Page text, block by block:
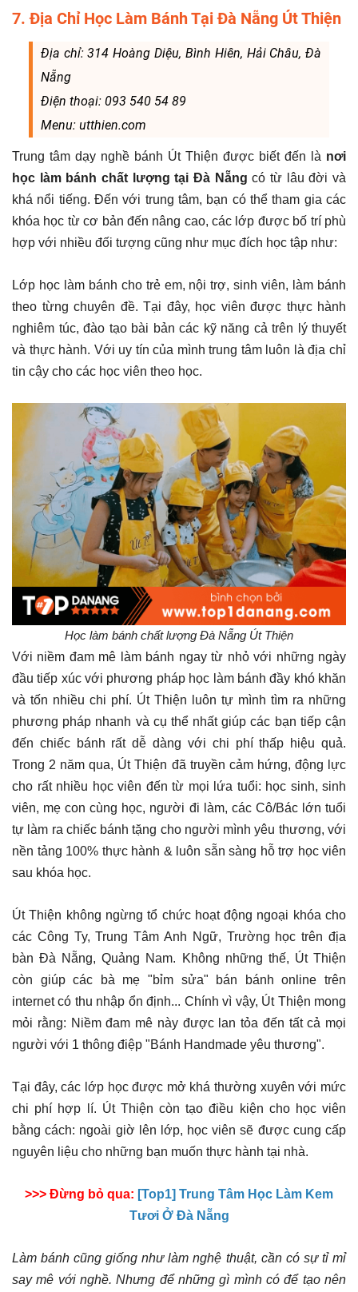
7. Địa Chỉ Học Làm Bánh Tại Đà Nẵng Út Thiện
Địa chỉ: 314 Hoàng Diệu, Bình Hiên, Hải Châu, Đà
Nẵng
Điện thoại: 093 540 54 89
Menu: utthien.com
Trung tâm dạy nghề bánh Út Thiện được biết đến là nơi
học làm bánh chất lượng tại Đà Nẵng có từ lâu đời và
khá nổi tiếng. Đến với trung tâm, bạn có thể tham gia các
khóa học từ cơ bản đến nâng cao, các lớp được bố trí phù
hợp với nhiều đối tượng cũng như mục đích học tập như:
Lớp học làm bánh cho trẻ em, nội trợ, sinh viên, làm bánh
theo từng chuyên đề. Tại đây, học viên được thực hành
nghiêm túc, đào tạo bài bản các kỹ năng cả trên lý thuyết
và thực hành. Với uy tín của mình trung tâm luôn là địa chỉ
tin cậy cho các học viên theo học.
Học làm bánh chất lượng Đà Nẵng Út Thiện
Với niềm đam mê làm bánh ngay từ nhỏ với những ngày
đầu tiếp xúc với phương pháp học làm bánh đầy khó khăn
và tốn nhiều chi phí. Út Thiện luôn tự mình tìm ra những
phương pháp nhanh và cụ thể nhất giúp các bạn tiếp cận
đến chiếc bánh rất dễ dàng với chi phí thấp hiệu quả.
Trong 2 năm qua, Út Thiện đã truyền cảm hứng, động lực
cho rất nhiều học viên đến từ mọi lứa tuổi: học sinh, sinh
viên, mẹ con cùng học, người đi làm, các Cô/Bác lớn tuổi
tự làm ra chiếc bánh tặng cho người mình yêu thương, với
nền tảng 100% thực hành & luôn sẵn sàng hỗ trợ học viên
sau khóa học.
Út Thiện không ngừng tổ chức hoạt động ngoại khóa cho
các Công Ty, Trung Tâm Anh Ngữ, Trường học trên địa
bàn Đà Nẵng, Quảng Nam. Không những thế, Út Thiện
còn giúp các bà mẹ "bỉm sửa" bán bánh online trên
internet có thu nhập ổn định... Chính vì vậy, Út Thiện mong
mỏi rằng: Niềm đam mê này được lan tỏa đến tất cả mọi
người với 1 thông điệp "Bánh Handmade yêu thương".
Tại đây, các lớp học được mở khá thường xuyên với mức
chi phí hợp lí. Út Thiện còn tạo điều kiện cho học viên
bằng cách: ngoài giờ lên lớp, học viên sẽ được cung cấp
nguyên liệu cho những bạn muốn thực hành tại nhà.
>>> Đừng bỏ qua: [Top1] Trung Tâm Học Làm Kem
Tươi Ở Đà Nẵng
Làm bánh cũng giống như làm nghệ thuật, cần có sự tỉ mỉ
say mê với nghề. Nhưng để những gì mình có để tạo nên